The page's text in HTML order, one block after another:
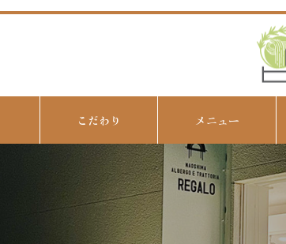
こだわり メニュー